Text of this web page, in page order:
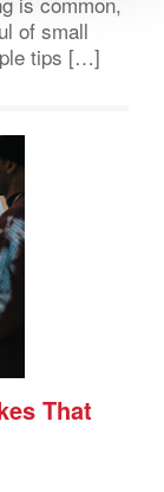
of small
tips […]
That